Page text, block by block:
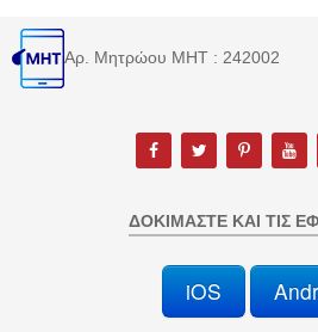
Αρ. Μητρώου MHT : 242002
ΔΟΚΙΜΆΣΤΕ ΚΑΙ ΤΙΣ
iOS